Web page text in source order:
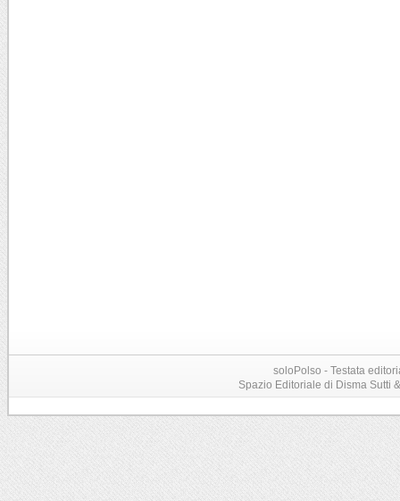
soloPolso - Testata
Spazio Editoriale di Disma Sutti